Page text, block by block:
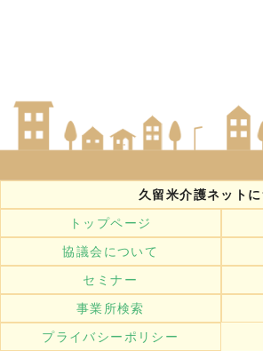
久留米介護ネット
トップページ
協議会について
セミナー
事業所検索
プライバシーポリシー